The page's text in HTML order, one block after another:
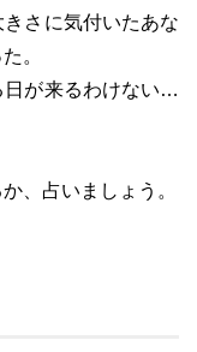
さに気付いたあな
。
日が来るわけない…
、占いましょう。